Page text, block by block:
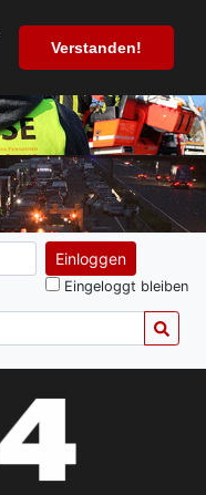
Verstanden!
Einloggen
Eingeloggt bleiben